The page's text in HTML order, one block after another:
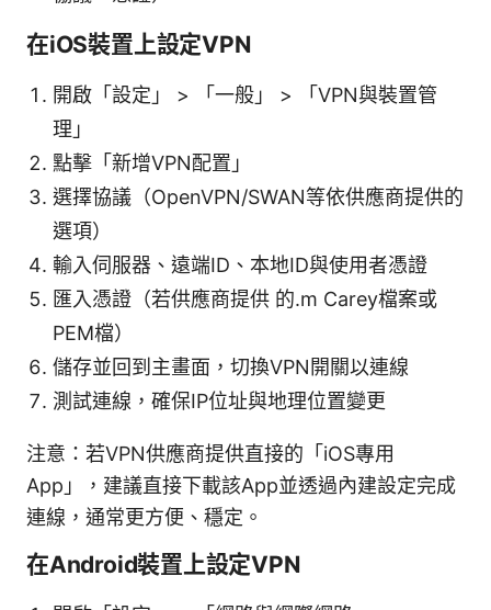
在iOS裝置上設定VPN
開啟「設定」 > 「一般」 > 「VPN與裝置管
理」
點擊「新增VPN配置」
選擇協議（OpenVPN/SWAN等依供應商提供的
選項）
輸入伺服器、遠端ID、本地ID與使用者憑證
匯入憑證（若供應商提供 的.m Carey檔案或
PEM檔）
儲存並回到主畫面，切換VPN開關以連線
測試連線，確保IP位址與地理位置變更
注意：若VPN供應商提供直接的「iOS專用
App」，建議直接下載該App並透過內建設定完成
連線，通常更方便、穩定。
在Android裝置上設定VPN